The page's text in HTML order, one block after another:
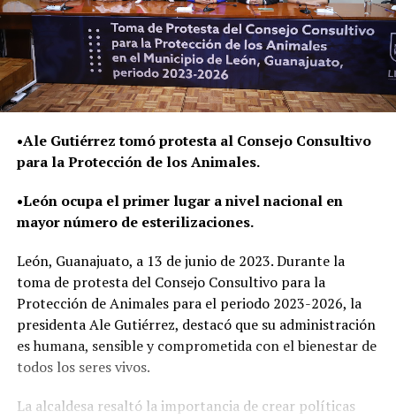
•Ale Gutiérrez tomó protesta al Consejo Consultivo
para la Protección de los Animales.
•León ocupa el primer lugar a nivel nacional en
mayor número de esterilizaciones.
León, Guanajuato, a 13 de junio de 2023. Durante la
toma de protesta del Consejo Consultivo para la
Protección de Animales para el periodo 2023-2026, la
presidenta Ale Gutiérrez, destacó que su administración
es humana, sensible y comprometida con el bienestar de
todos los seres vivos.
La alcaldesa resaltó la importancia de crear políticas